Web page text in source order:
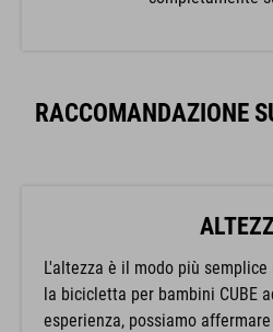
RACCOMANDAZIONE
L'altezza è il modo più
la bicicletta per bambini CUBE
esperienza, possiamo